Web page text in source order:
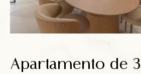
Blog
Sobre nós
Apartamento de